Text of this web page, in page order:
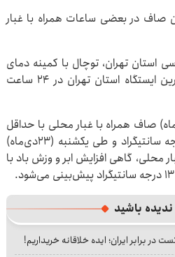
آسمان صاف در بعضی ساعات همراه با غبار
استان تهران، توچال با کمینه دمای
منفی ۱۰ درجه سانتیگراد سردترین ایستگاه استان تهران در ۲۴ ساعت
فردا شنبه (۲۲دی‌ماه) صاف همراه با غبار محلی با حداقل
دمای ۵ و حداکثر دمای ۱۴ درجه سانتیگراد و طی یکشنبه (۲۳دی‌ماه)
محلی، گاهی افزایش ابر و وزش باد با
باشید
در برابر ایران؛ ایده خلاقانه خریداریم!